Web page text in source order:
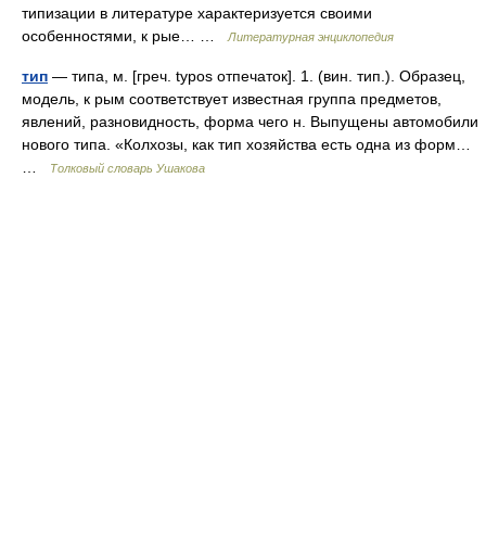
типизации в литературе характеризуется своими
особенностями, к рые… …
Литературная энциклопедия
тип — типа, м. [греч. typos отпечаток]. 1. (вин. тип.). Образец,
модель, к рым соответствует известная группа предметов,
явлений, разновидность, форма чего н. Выпущены автомобили
нового типа. «Колхозы, как тип хозяйства есть одна из форм…
Толковый словарь Ушакова